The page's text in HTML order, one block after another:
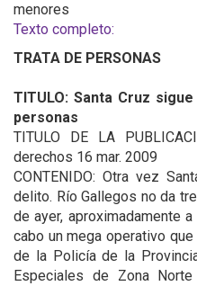
menores
Texto completo:
TRATA DE PERSONAS
TITULO: Santa Cruz
personas
TITULO DE LA
derechos 16 mar. 2009
CONTENIDO: Otra vez
delito. Río Gallegos no da
de ayer, aproximadamente
cabo un mega operativo
de la Policía de la
Especiales de Zona